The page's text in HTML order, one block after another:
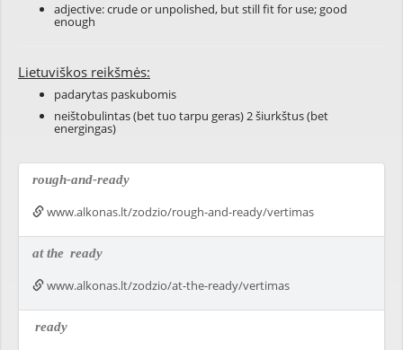
adjective:crudeor unpolished, but still fit for use; good
enough
Lietuviškos reikšmės:
padarytas paskubomis
neištobulintas (bet tuo tarpu geras) 2 šiurkštus (bet
energingas)
rough-and-ready
www.alkonas.lt/zodzio/rough-and-ready/vertimas
at the ready
www.alkonas.lt/zodzio/at-the-ready/vertimas
ready